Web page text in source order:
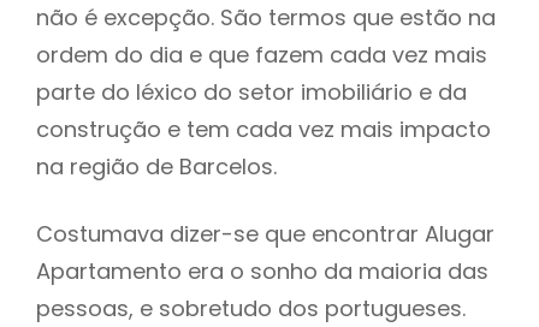
não é excepção. São termos que estão na
ordem do dia e que fazem cada vez mais
parte do léxico do setor imobiliário e da
construção e tem cada vez mais impacto
na região de Barcelos.
Costumava dizer-se que encontrar Alugar
Apartamento era o sonho da maioria das
pessoas, e sobretudo dos portugueses.